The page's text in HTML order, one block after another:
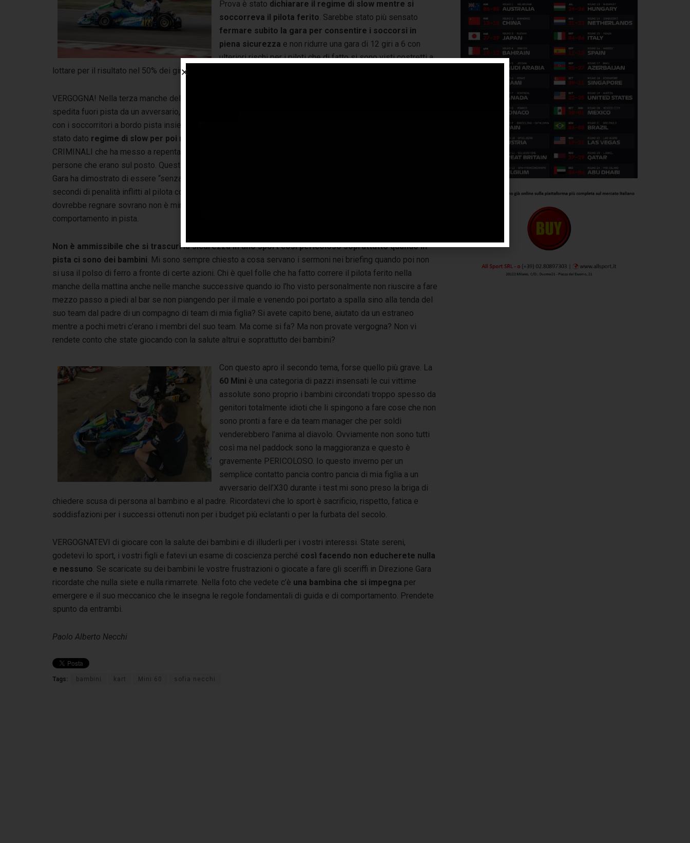
Prova è stato dichiarare il regime di slow mentre si
soccorreva il pilota ferito. Sarebbe stato più sensato
fermare subito la gara per consentire i soccorsi in
piena sicurezza e non ridurre una gara di 12 giri a 6 con
ulteriori rischi per i piloti che di fatto si sono visti costretti a
lottare per il risultato nel 50% dei giri disponibili.
VERGOGNA! Nella terza manche della giornata poi mia figlia alla fine del sesto giro (metà gara) è stata
spedita fuori pista da un avversario, impattando violentemente e perdendo conoscenza. Successivamente
con i soccorritori a bordo pista insieme a molte altre persone accorse (tra cui ovviamente il sottoscritto) è
stato dato regime di slow per poi ridare bandiera verde con ancora i soccorsi in corso
CRIMINALI che ha messo a repentaglio ulteriormente la sicurezza del ferito, dei soccorritori e delle altre
persone che erano sul posto. Questi sono solo i tre episodi più eclatanti di un weekend dove la Direzione
Gara ha dimostrato di essere “senza palle” e senza capacità di gestire situazioni palesemente critiche. I 10
secondi di penalità inflitti al pilota colpevole per un incidente simile da l’idea che lo spirito educativo che
dovrebbe regnare sovrano non è minimamente nella mente di chi dovrebbe sovrintendere le regole di
comportamento in pista.
Non è ammissibile che si trascuri la sicurezza in uno sport così pericoloso soprattutto quando in
pista ci sono dei bambini. Mi sono sempre chiesto a cosa servano i sermoni nei briefing quando poi non
si usa il polso di ferro a fronte di certe azioni. Chi è quel folle che ha fatto correre il pilota ferito nella
manche della mattina anche nelle manche successive quando io l’ho visto personalmente non riuscire a fare
mezzo passo a piedi al bar se non piangendo per il male e venendo poi portato a spalla sino alla tenda del
suo team dal padre di un compagno di team di mia figlia? Si avete capito bene, aiutato da un estraneo
mentre a pochi metri c’erano i membri del suo team. Ma come si fa? Ma non provate vergogna? Non vi
rendete conto che state giocando con la salute altrui e soprattutto dei bambini?
Con questo apro il secondo tema, forse quello più grave. La
60 Mini è una categoria di pazzi insensati le cui vittime
assolute sono proprio i bambini circondati troppo spesso da
genitori totalmente idioti che li spingono a fare cose che non
sono pronti a fare e da team manager che per soldi
venderebbero l’anima al diavolo. Ovviamente non sono tutti
così ma nel paddock sono la maggioranza e questo è
gravemente PERICOLOSO. Io questo inverno per un
semplice contatto pancia contro pancia di mia figlia a un
avversario dell’X30 durante i test mi sono preso la briga di
chiedere scusa di persona al bambino e al padre. Ricordatevi che lo sport è sacrificio, rispetto, fatica e
soddisfazioni per i successi ottenuti non per i budget più eclatanti o per la furbata del secolo.
VERGOGNATEVI di giocare con la salute dei bambini e di illuderli per i vostri interessi. State sereni,
godetevi lo sport, i vostri figli e fatevi un esame di coscienza perché così facendo non educherete nulla
e nessuno. Se scaricate su dei bambini le vostre frustrazioni o giocate a fare gli sceriffi in Direzione Gara
ricordate che nulla siete e nulla rimarrete. Nella foto che vedete c’è una bambina che si impegna per
emergere e il suo meccanico che le insegna le regole fondamentali di guida e di comportamento. Prendete
spunto da entrambi.
Paolo Alberto Necchi
Tags: bambini kart Mini 60 sofia necchi